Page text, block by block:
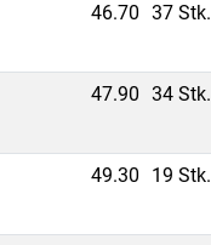
46.70 37 Stk.
47.90 34 Stk.
49.30 19 Stk.